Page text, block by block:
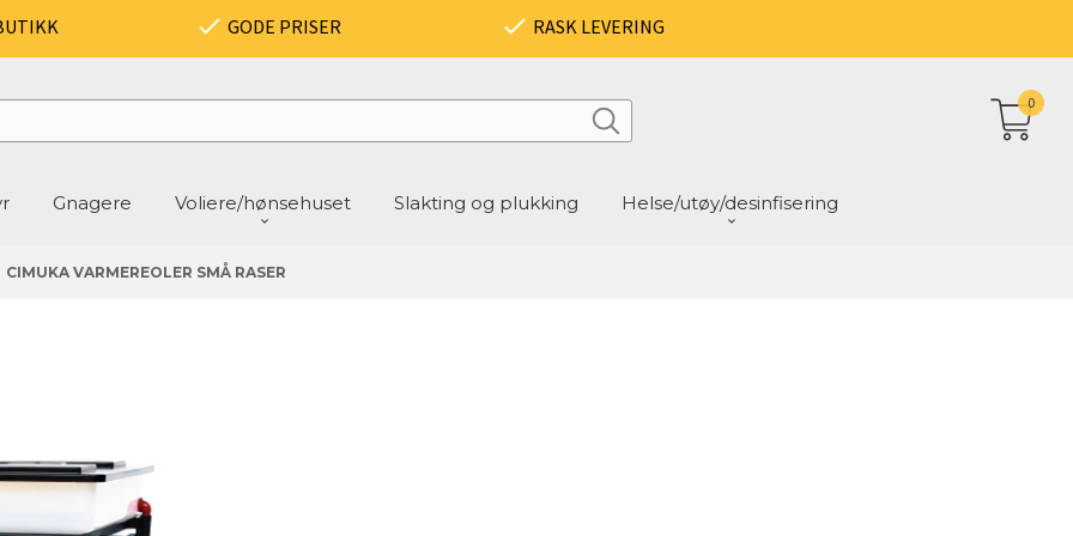
GODE PRISER RASK LEVERING
Gnagere Voliere/hønsehuset Slakting og plukking Helse/utøy/desinfisering
0
CIMUKA VARMEREOLER SMÅ RASER